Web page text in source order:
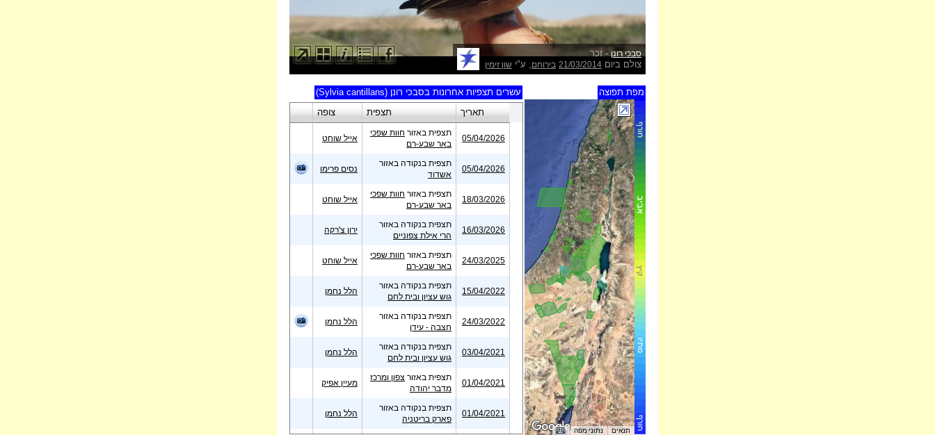
סבכי רונן - זכר
צולם ביום 21/03/2014 בירוחם, ע"י שון זימין
מפת תפוצה
עשרים תצפיות אחרונות בסבכי רונן (Sylvia cantillans)
צופה
תצפית תאריך
אייל שוחט
תצפית באזור חוות שפכי
באר שבע-רם
05/04/2026
נסים פרימו
תצפית בנקודה באזור
אשדוד
05/04/2026
אייל שוחט
תצפית באזור חוות שפכי
באר שבע-רם
18/03/2026
ירון צ'רקה
תצפית בנקודה באזור
הרי אילת צפוניים
16/03/2026
אייל שוחט
תצפית באזור חוות שפכי
באר שבע-רם
24/03/2025
הלל נחמן
תצפית בנקודה באזור
גוש עציון ובית לחם
15/04/2022
הלל נחמן
תצפית בנקודה באזור
חצבה - עידן
24/03/2022
הלל נחמן
תצפית בנקודה באזור
גוש עציון ובית לחם
03/04/2021
מעיין אפיק
תצפית באזור צפון ומרכז
מדבר יהודה
01/04/2021
הלל נחמן
תצפית בנקודה באזור
פארק בריטניה
01/04/2021